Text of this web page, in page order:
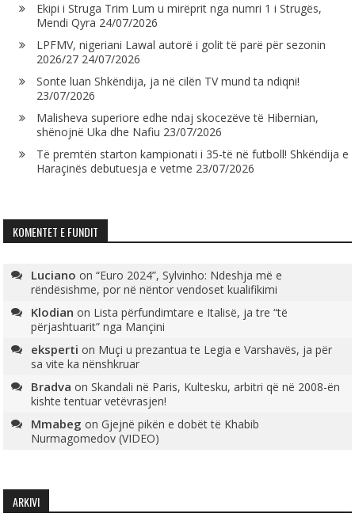
Ekipi i Struga Trim Lum u mirëprit nga numri 1 i Strugës,
Mendi Qyra 24/07/2026
LPFMV, nigeriani Lawal autorë i golit të parë për sezonin
2026/27 24/07/2026
Sonte luan Shkëndija, ja në cilën TV mund ta ndiqni!
23/07/2026
Malisheva superiore edhe ndaj skocezëve të Hibernian,
shënojnë Uka dhe Nafiu 23/07/2026
Të premtën starton kampionati i 35-të në futboll! Shkëndija e
Haraçinës debutuesja e vetme 23/07/2026
KOMENTET E FUNDIT
Luciano on“Euro 2024”, Sylvinho: Ndeshja më e
rëndësishme, por në nëntor vendoset kualifikimi
Klodian on Lista përfundimtare e Italisë, ja tre “të
përjashtuarit” nga Mançini
eksperti on Muçi u prezantua te Legia e Varshavës, ja për
sa vite ka nënshkruar
Bradva onSkandali në Paris, Kultesku, arbitri që në 2008-ën
kishte tentuar vetëvrasjen!
Mmabeg onGjejnë pikën e dobët të Khabib
Nurmagomedov (VIDEO)
ARKIVI